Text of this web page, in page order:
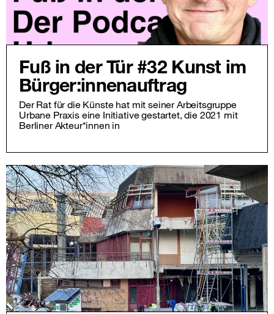
Fuß in der Tür #32 Kunst im
Bürger:innenauftrag
Der Rat für die Künste hat mit seiner Arbeitsgruppe
Urbane Praxis eine Initiative gestartet, die 2021 mit
Berliner Akteur*innen in